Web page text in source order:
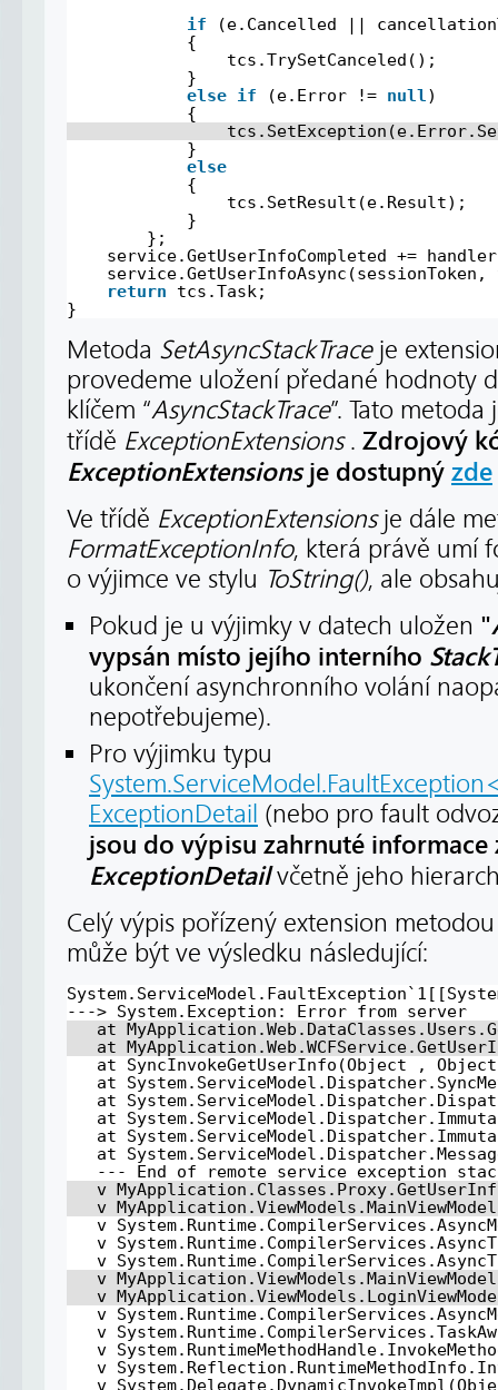
if
(e.Cancelled ||
{
tcs.TrySetCanceled();
}
else if (e.Error != null )
{
}
else
{
tcs.SetResult(e.Result);
}
};
service.GetUserInfoCompleted +=
return
tcs.Task;
}
Metoda SetAsyncStackTraceje
provedeme uložení předané hodnoty
klíčem “AsyncStackTrace”. Tato
třídě ExceptionExtensions. Zdrojový
ExceptionExtensionsje dostupný zde
Ve třídě ExceptionExtensionsje dále
FormatExceptionInfo, která právě umí
o výjimce ve stylu ToString(), ale
Pokud je u výjimky v datech uložen "
vypsán místo jejího interního
ukončení asynchronního volání
nepotřebujeme).
Pro výjimku typu
ExceptionDetail (nebo pro fault
jsou do výpisu zahrnuté
ExceptionDetailvčetně jeho
Celý výpis pořízený extension
může být ve výsledku následující:
---> System.Exception: Error from server
at
at
at SyncInvokeGetUserInfo(Object ,
at
at
at
at
at
--- End of remote service exception
v
v
v
v
v
v
v
v
v
v
v
v